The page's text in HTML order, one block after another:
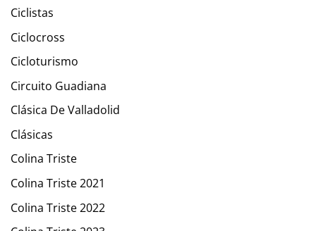
Ciclistas
Ciclocross
Cicloturismo
Circuito Guadiana
Clásica De Valladolid
Clásicas
Colina Triste
Colina Triste 2021
Colina Triste 2022